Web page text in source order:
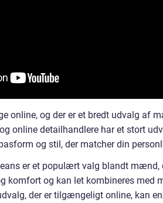
online, og der er et bredt udvalg af
online detailhandlere har et stort
og stil, der matcher din
er et populært valg blandt mænd,
komfort og kan let kombineres med
der er tilgængeligt online, kan